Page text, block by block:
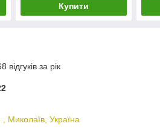
Купити
за рік
Миколаїв, Україна